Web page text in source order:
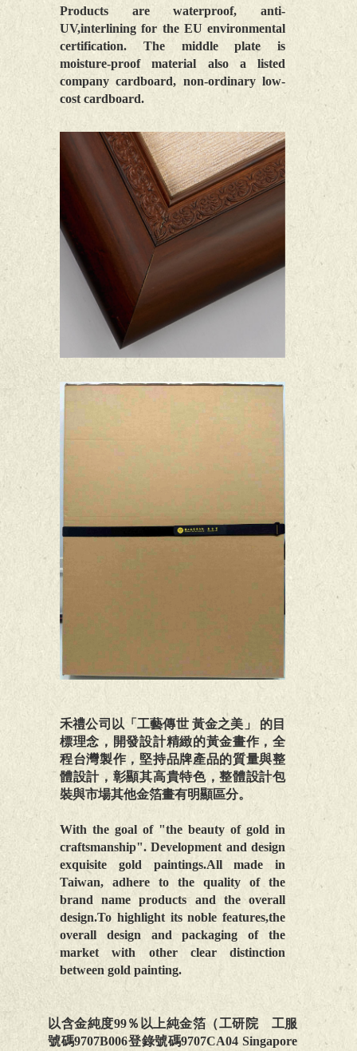
Products are waterproof, anti-
UV,interlining for the EU environmental
certification. The middle plate is
moisture-proof material also a listed
company cardboard, non-ordinary low-
cost cardboard.
禾禮公司以「工藝傳世 黃金之美」 的目
標理念，開發設計精緻的黃金畫作，全
程台灣製作，堅持品牌產品的質量與整
體設計，彰顯其高貴特色，整體設計包
裝與市場其他金箔畫有明顯區分。
With the goal of "the beauty of gold in
craftsmanship". Development and design
exquisite gold paintings.All made in
Taiwan, adhere to the quality of the
brand name products and the overall
design.To highlight its noble features,the
overall design and packaging of the
market with other clear distinction
between gold painting.
以含金純度99％以上純金箔（工研院 工服
號碼9707B006登錄號碼9707CA04 Singapore